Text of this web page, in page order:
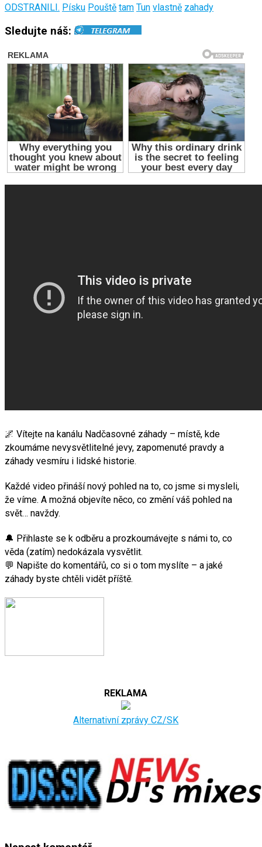
ODSTRANILI. Písku Pouště tam Tun vlastně zahady
Sledujte náš:
🌌 Vítejte na kanálu Nadčasovné záhady – místě, kde
zkoumáme nevysvětlitelné jevy, zapomenuté pravdy a
záhady vesmíru i lidské historie.
Každé video přináší nový pohled na to, co jsme si mysleli,
že víme. A možná objevíte něco, co změní váš pohled na
svět… navždy.
🔔 Přihlaste se k odběru a prozkoumávejte s námi to, co
věda (zatím) nedokázala vysvětlit.
💬 Napište do komentářů, co si o tom myslíte – a jaké
záhady byste chtěli vidět příště.
REKLAMA
Alternativní zprávy CZ/SK